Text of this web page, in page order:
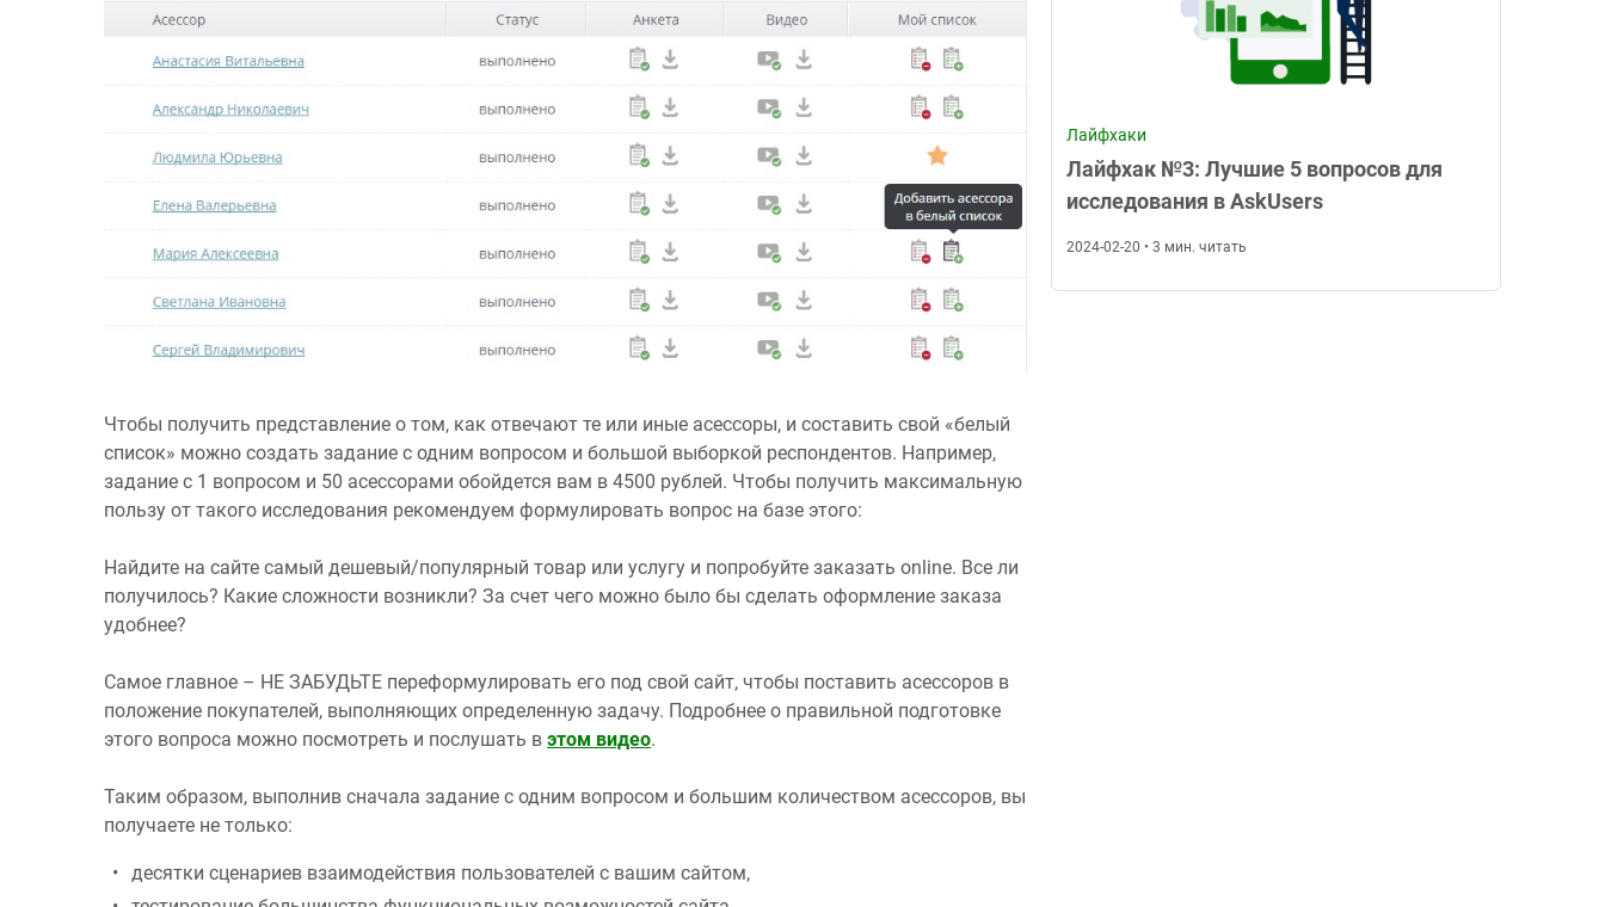
Чтобы получить представление о том, как отвечают те или иные асессоры, и составить свой «белый
список» можно создать задание с одним вопросом и большой выборкой респондентов. Например,
задание с 1 вопросом и 50 асессорами обойдется вам в 4500 рублей. Чтобы получить максимальную
пользу от такого исследования рекомендуем формулировать вопрос на базе этого:
Найдите на сайте самый дешевый/популярный товар или услугу и попробуйте заказать online. Все ли
получилось? Какие сложности возникли? За счет чего можно было бы сделать оформление заказа
удобнее?
Самое главное – НЕ ЗАБУДЬТЕ переформулировать его под свой сайт, чтобы поставить асессоров в
положение покупателей, выполняющих определенную задачу. Подробнее о правильной подготовке
этого вопроса можно посмотреть и послушать в этом видео.
Таким образом, выполнив сначала задание с одним вопросом и большим количеством асессоров, вы
получаете не только:
десятки сценариев взаимодействия пользователей с вашим сайтом,
Лайфхаки
Лайфхак №3: Лучшие 5 вопросов для
исследования в AskUsers
2024-02-20 • 3 мин. читать